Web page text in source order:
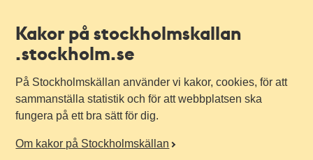
Kakor på stockholmskallan
.stockholm.se
På Stockholmskällan använder vi kakor, cookies, för att
sammanställa statistik och för att webbplatsen ska
fungera på ett bra sätt för dig.
Om kakor på Stockholmskällan